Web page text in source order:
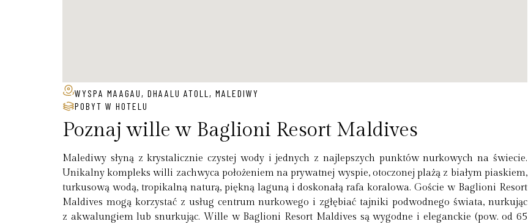
WYSPA MAAGAU, DHAALU ATOLL, MALEDIWY
POBYT W HOTELU
Poznaj wille w Baglioni Resort Maldives
Malediwy słyną z krystalicznie czystej wody i jednych z najlepszych punktów nurkowych na świecie.
Unikalny kompleks willi zachwyca położeniem na prywatnej wyspie, otoczonej plażą z białym piaskiem,
turkusową wodą, tropikalną naturą, piękną laguną i doskonałą rafa koralowa. Goście w Baglioni Resort
Maldives mogą korzystać z usług centrum nurkowego i zgłębiać tajniki podwodnego świata, nurkując
z akwalungiem lub snurkując. Wille w Baglioni Resort Maldives są wygodne i eleganckie (pow. od 65